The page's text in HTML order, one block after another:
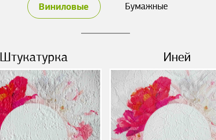
Виниловые Бумажные
Штукатурка Иней